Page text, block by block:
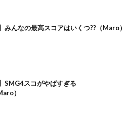
みんなの最高スコアはいくつ??（Maro）
SMG4スコがやばすぎる
）